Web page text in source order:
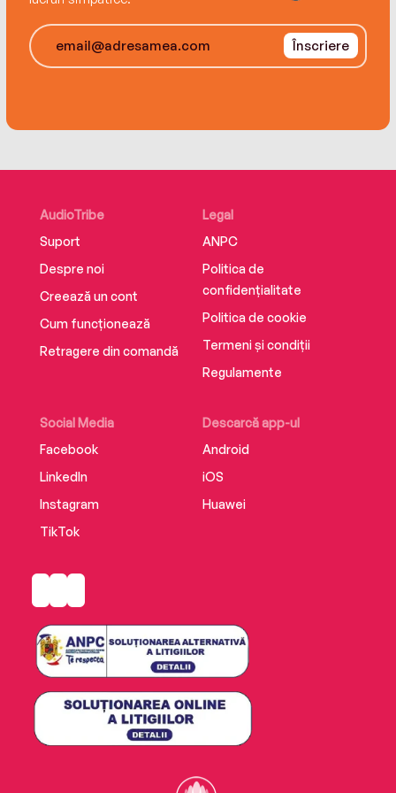
Înscriere
AudioTribe
Suport
Despre noi
Creează un cont
Cum funcționează
Retragere din comandă
Social Media
Facebook
LinkedIn
Instagram
TikTok
Descarcă app-ul
Android
iOS
Huawei
Legal
ANPC
Politica de
confidențialitate
Politica de cookie
Termeni și condiții
Regulamente